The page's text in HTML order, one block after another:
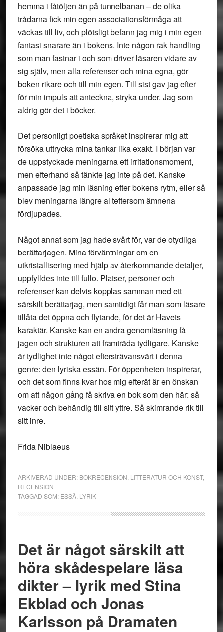
hemma i fåtöljen än på tunnelbanan – de olika
trådarna fick min egen associationsförmåga att
väckas till liv, och plötsligt befann jag mig i min egen
fantasi snarare än i bokens. Inte någon rak handling
som man fastnar i och som driver läsaren vidare av
sig själv, men alla referenser och mina egna, gör
boken rikare och till min egen. Till sist gav jag efter
för min impuls att anteckna, stryka under. Jag som
aldrig gör det i böcker.
Det personligt poetiska språket inspirerar mig att
försöka uttrycka mina tankar lika exakt. I början var
de uppstyckade meningarna ett irritationsmoment,
men efterhand så tänkte jag inte på det. Kanske
anpassade jag min läsning efter bokens rytm, eller så
blev meningarna längre allteftersom ämnena
fördjupades.
Något annat som jag hade svårt för, var de otydliga
berättarjagen. Mina förväntningar om en
utkristallisering med hjälp av återkommande detaljer,
uppfylldes inte till fullo. Platser, personer och
referenser kan delvis kopplas samman med ett
särskilt berättarjag, men samtidigt får man som läsare
tillåta det öppna och flytande, för det är Havets
karaktär. Kanske kan en andra genomläsning få
jagen och strukturen att framträda tydligare. Kanske
är tydlighet inte något eftersträvansvärt i denna
genre: den lyriska essän. För öppenheten inspirerar,
och det som finns kvar hos mig efteråt är en önskan
om att någon gång få skriva en bok som den här: så
vacker och behändig till sitt yttre. Så skimrande rik till
sitt inre.
Frida Niblaeus
ARKIVERAD UNDER: BOKRECENSION LITTERATUR OCH KONST,
RECENSION
TAGGAD SOM: ESSÄ, LYRIK
Det är något särskilt att
höra skådespelare läsa
dikter – lyrik med Stina
Ekblad och Jonas
Karlsson på Dramaten